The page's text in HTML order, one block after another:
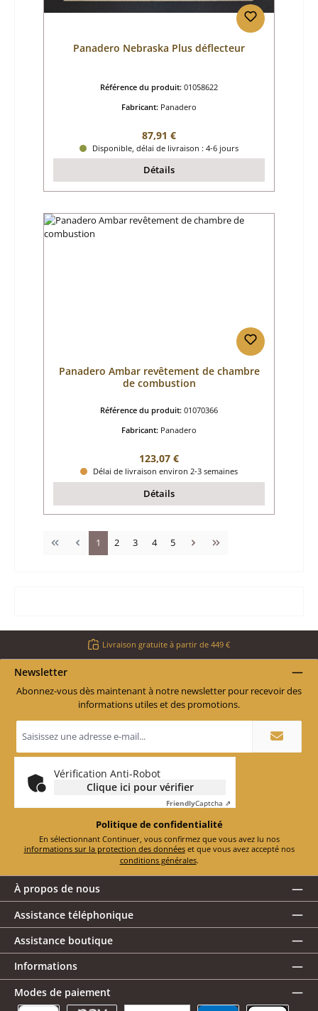
Panadero Nebraska Plus déflecteur
Référence du produit: 01058622
Fabricant: Panadero
Prix régulier :
87,91 €
Disponible, délai de livraison : 4-6 jours
Détails
Panadero Ambar revêtement de chambre
de combustion
Référence du produit: 01070366
Fabricant: Panadero
Prix régulier :
123,07 €
Délai de livraison environ 2-3 semaines
Détails
Page
1 Page
2 Page
3 Page
4 Page
5
Livraison gratuite à partir de 449 €
Newsletter
Abonnez-vous dès maintenant à notre newsletter pour recevoir des
informations utiles et des promotions.
e-
*
Vérification Anti-Robot
Clique ici pour vérifier
FriendlyCaptcha ⇗
Politique de confidentialité
En sélectionnant Continuer, vous confirmez que vous avez lu nos
informations sur la protection des données
et que vous avez accepté nos
conditions générales.
À propos de nous
Assistance téléphonique
Assistance boutique
Informations
Modes de paiement